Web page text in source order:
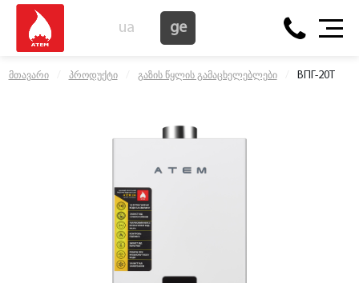
ua ge
მთავარი პროდუქტი გაზის წყლის გამაცხელებლები ВПГ-20Т